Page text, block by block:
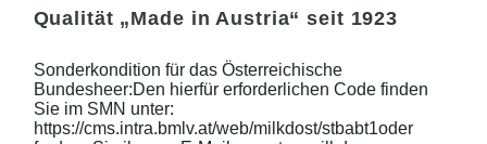
Qualität „Made in Austria“ seit 1923
Sonderkondition für das Österreichische
Bundesheer:Den hierfür erforderlichen Code finden
Sie im SMN unter:
https://cms.intra.bmlv.at/web/milkdost/stbabt1oder